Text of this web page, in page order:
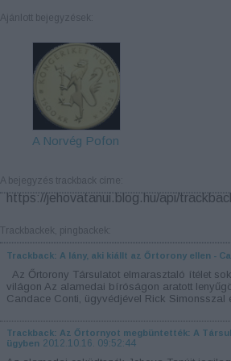
Ajánlott bejegyzések:
A Norvég Pofon
A bejegyzés trackback címe:
https://jehovatanui.blog.hu/api/
Trackbackek, pingbackek:
Trackback: A lány, aki kiállt az Őrtorony ellen -
Az Őrtorony Társulatot elmarasztaló ítélet
világon Az alamedai bíróságon aratott
Candace Conti, ügyvédjével Rick Simonsszal
Trackback: Az Őrtornyot megbüntették: A
ügyben 2012.10.16. 09:52:44